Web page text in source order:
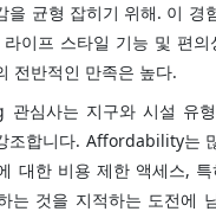
을 균형 잡히기 위해. 이 경
이프 스타일 기능 및 편의
전반적인 만족은 높다.
심사는 지구와 시설 유
조합니다. Affordability는
대한 비용 제한 액세스,
는 것을 지적하는 도전에